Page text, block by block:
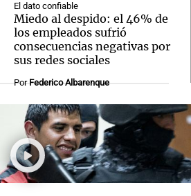
El dato confiable
Miedo al despido: el 46% de
los empleados sufrió
consecuencias negativas por
sus redes sociales
Por Federico Albarenque